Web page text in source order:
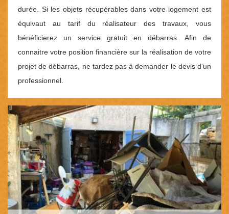
durée. Si les objets récupérables dans votre logement est
équivaut au tarif du réalisateur des travaux, vous
bénéficierez un service gratuit en débarras. Afin de
connaitre votre position financière sur la réalisation de votre
projet de débarras, ne tardez pas à demander le devis d’un
professionnel.